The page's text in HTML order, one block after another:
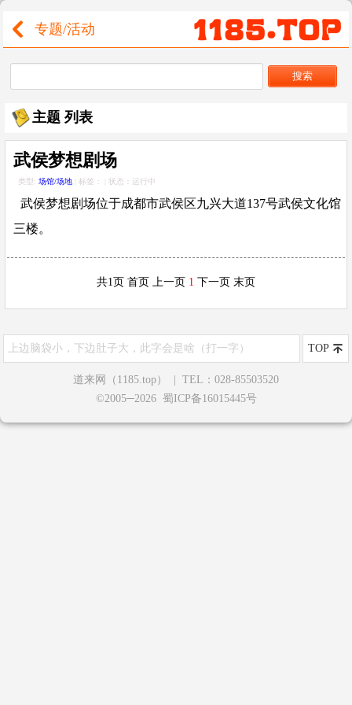
专题/活动
主题 列表
武侯梦想剧场
类型: 场馆/场地 | 标签： | 状态：运行中
武侯梦想剧场位于成都市武侯区九兴大道137号武侯文化馆
三楼。
共1页 首页 上一页 1 下一页 末页
上边脑袋小，下边肚子大，此字会是啥（打一字） TOP
道来网（1185.top）
TEL：028-85503520
©2005─2026 蜀ICP备16015445号